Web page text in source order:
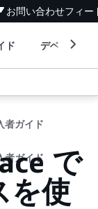
お問い合わせフィー
ド デベロッパ
者ガイド
者ガイド
で
を使